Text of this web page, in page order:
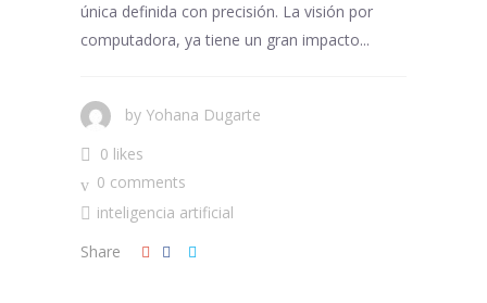
única definida con precisión. La visión por
computadora, ya tiene un gran impacto...
by Yohana Dugarte
0 likes
0 comments
inteligencia artificial
Share